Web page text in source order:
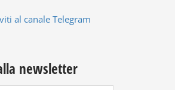
al canale Telegram
newsletter